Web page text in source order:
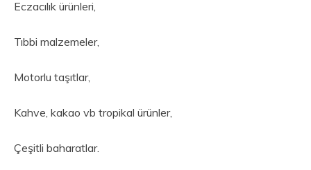
Eczacılık ürünleri,
Tıbbi malzemeler,
Motorlu taşıtlar,
Kahve, kakao vb tropikal ürünler,
Çeşitli baharatlar.